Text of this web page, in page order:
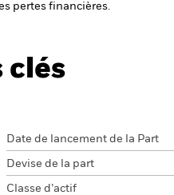
pertes financières.
clés
Date de lancement de la Part
Devise de la part
Classe d’actif